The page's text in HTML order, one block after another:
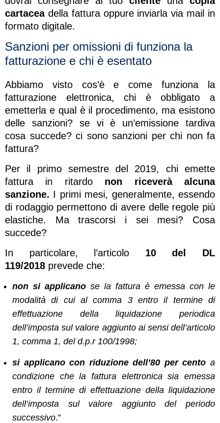
cartacea della fattura oppure inviarla via mail in
formato digitale.
Sanzioni per omissioni di funziona la
fatturazione e chi è esentato
Abbiamo visto cos’è e come funziona la
fatturazione elettronica, chi è obbligato a
emetterla e qual è il procedimento, ma esistono
delle sanzioni? se vi è un’emissione tardiva
cosa succede? ci sono sanzioni per chi non fa
fattura?
Per il primo semestre del 2019, chi emette
fattura in ritardo non riceverà alcuna
sanzione. I primi mesi, generalmente, essendo
di rodaggio permettono di avere delle regole più
elastiche. Ma trascorsi i sei mesi? Cosa
succede?
In particolare, l’articolo 10 del DL
119/2018 prevede che:
non si applicano se la fattura è emessa con le
modalità di cui al comma 3 entro il termine di
effettuazione della liquidazione periodica
dell’imposta sul valore aggiunto ai sensi dell’articolo
1, comma 1, del d.p.r 100/1998;
si applicano con riduzione dell’80 per cento a
condizione che la fattura elettronica sia emessa
entro il termine di effettuazione della liquidazione
dell’imposta sul valore aggiunto del periodo
successivo.”